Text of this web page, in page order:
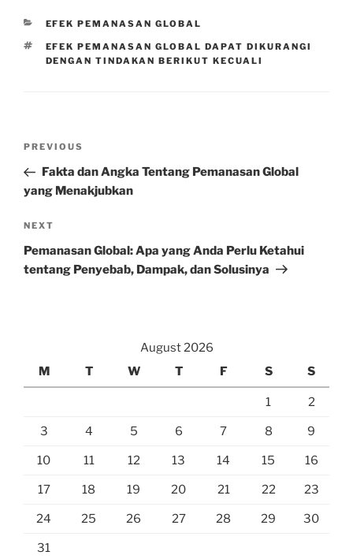
CATEGORIES
EFEK PEMANASAN GLOBAL
TAGS
EFEK PEMANASAN GLOBAL DAPAT DIKURANGI
DENGAN TINDAKAN BERIKUT KECUALI
Previous
Post
PREVIOUS
Fakta dan Angka Tentang Pemanasan Global
yang Menakjubkan
Next
Post
NEXT
Pemanasan Global: Apa yang Anda Perlu Ketahui
tentang Penyebab, Dampak, dan Solusinya
August 2026
M
T W T F S S
1 2
3 4 5 6 7 8 9
10 11 12 13 14 15 16
17 18 19 20 21 22 23
24 25 26 27 28 29 30
31